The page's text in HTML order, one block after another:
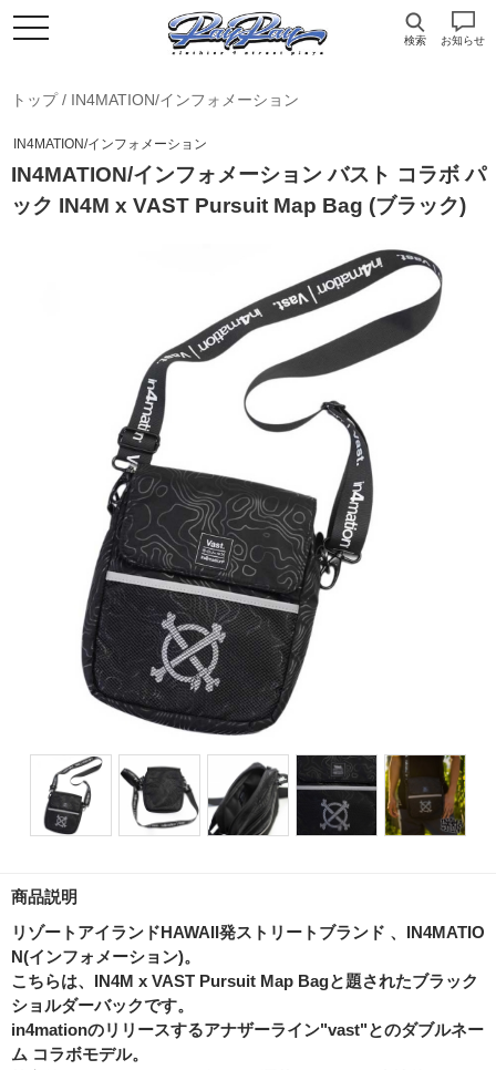
検索 お知らせ
トップ/ IN4MATION/インフォメーション
IN4MATION/インフォメーション
IN4MATION/インフォメーション バスト コラボ パ
ック IN4M x VAST Pursuit Map Bag (ブラック)
商品説明
リゾートアイランドHAWAII発ストリートブランド 、IN4MATIO
N(インフォメーション)。
こちらは、IN4M x VAST Pursuit Map Bagと題されたブラック
ショルダーバックです。
in4mationのリリースするアナザーライン"vast"とのダブルネー
ム コラボモデル。